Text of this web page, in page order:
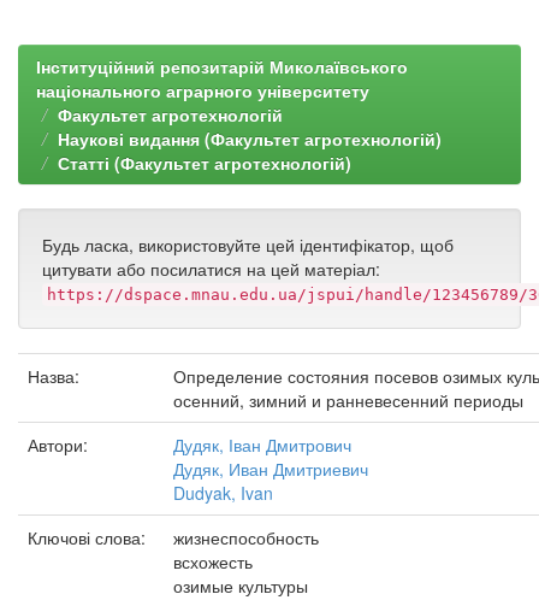
Інституційний репозитарій Миколаївського
національного аграрного університету
Факультет агротехнологій
Наукові видання (Факультет агротехнологій)
Статті (Факультет агротехнологій)
Будь ласка, використовуйте цей ідентифікатор, щоб
цитувати або посилатися на цей матеріал:
https://dspace.mnau.edu.ua/jspui/handle/123456789/
Назва:
Определение состояния посевов озимых
осенний, зимний и ранневесенний периоды
Автори:
Дудяк, Іван Дмитрович
Дудяк, Иван Дмитриевич
Dudyak, Ivan
Ключові слова:
жизнеспособность
всхожесть
озимые культуры